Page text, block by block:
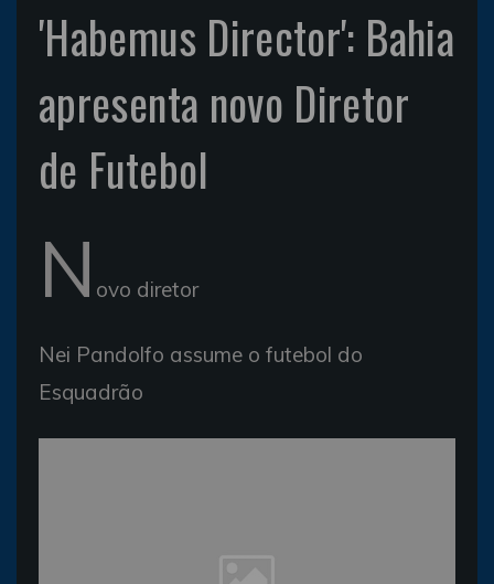
'Habemus Director': Bahia
apresenta novo Diretor
de Futebol
N ovo diretor
Nei Pandolfo assume o futebol do
Esquadrão